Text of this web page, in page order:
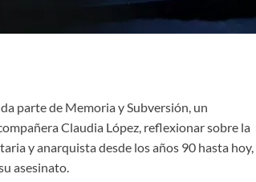
parte de Memoria y Subversión, un
Claudia López, reflexionar sobre la
y anarquista desde los años 90 hasta hoy,
asesinato.